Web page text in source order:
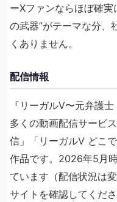
ーXファンならほぼ確
の武器”がテーマな分、
くありません。
配信情報
『リーガルV〜元弁護
多くの動画配信サービ
信」「リーガルV どこ
作品です。2026年5月
ています（配信状況は
サイトを確認してくださ